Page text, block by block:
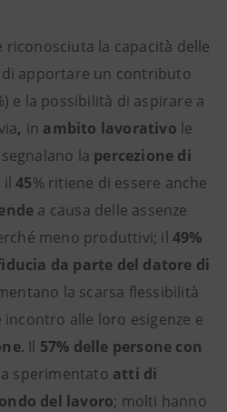
riconosciuta la capacità delle
di apportare un contributo
e la possibilità di aspirare a
, in ambito lavorativo le
segnalano la percezione di
il 45% ritiene di essere anche
a causa delle assenze
meno produttivi; il 49%
da parte del datore di
la scarsa flessibilità
alle loro esigenze e
. Il 57% delle persone con
sperimentato atti di
del lavoro; molti hanno